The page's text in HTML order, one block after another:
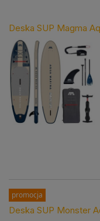
Deska SUP Magma
Deska SUP Monster
promocja